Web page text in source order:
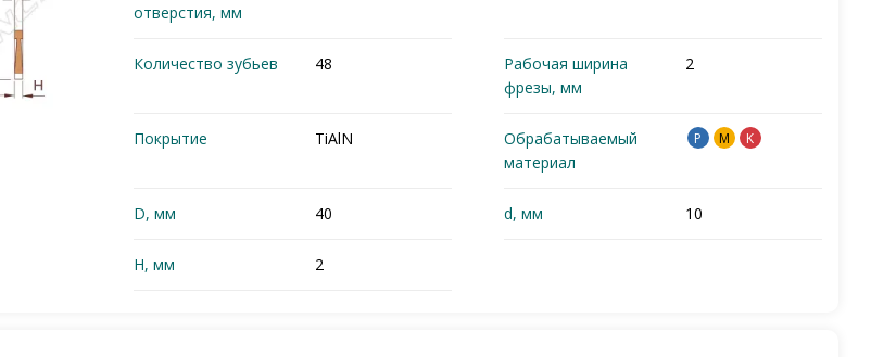
отверстия, мм
Количество зубьев 48
Рабочая ширина
фрезы, мм
2
Покрытие TiAlN
Обрабатываемый
материал
P M K
D, мм 40 d, мм 10
H, мм 2